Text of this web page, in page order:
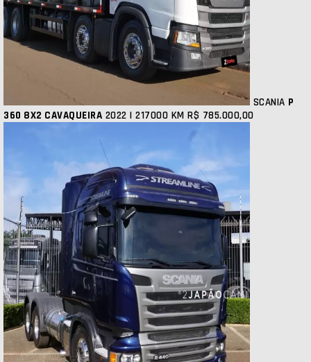
SCANIA P
360 8X2 CAVAQUEIRA 2022 | 217000 KM R$ 785.000,00